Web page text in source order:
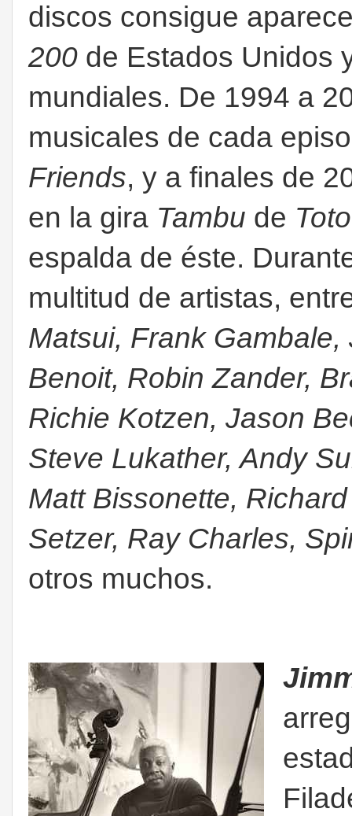
discos consigue
200 de Estados Unidos
mundiales. De 1994 a
musicales de cada
Friends, y a finales de
en la gira Tambu de Toto
espalda de éste.
multitud de artistas,
Matsui, Frank
Benoit, Robin Zander,
Richie Kotzen, Jason
Steve Lukather, Andy
Matt Bissonette,
Setzer, Ray Charles,
otros muchos.